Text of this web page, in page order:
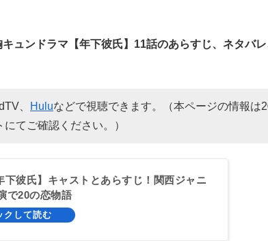
ュンドラマ【年下彼氏】11話のあらすじ、ネタバ
、 Huluなどで視聴できます。（本ページの情報は
てご確認ください。）
下彼氏】キャストとあらすじ！関西ジャニ
で20の恋物語